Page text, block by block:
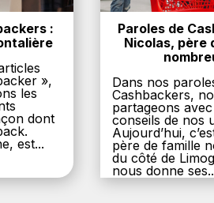
:
»,
les
dont
est...
Paroles de
Nicolas, père
Dans nos
Cashbackers,
partageons
conseils de nos
Aujourd’hui,
père de famille
du côté de
nous donne
6 décembre,